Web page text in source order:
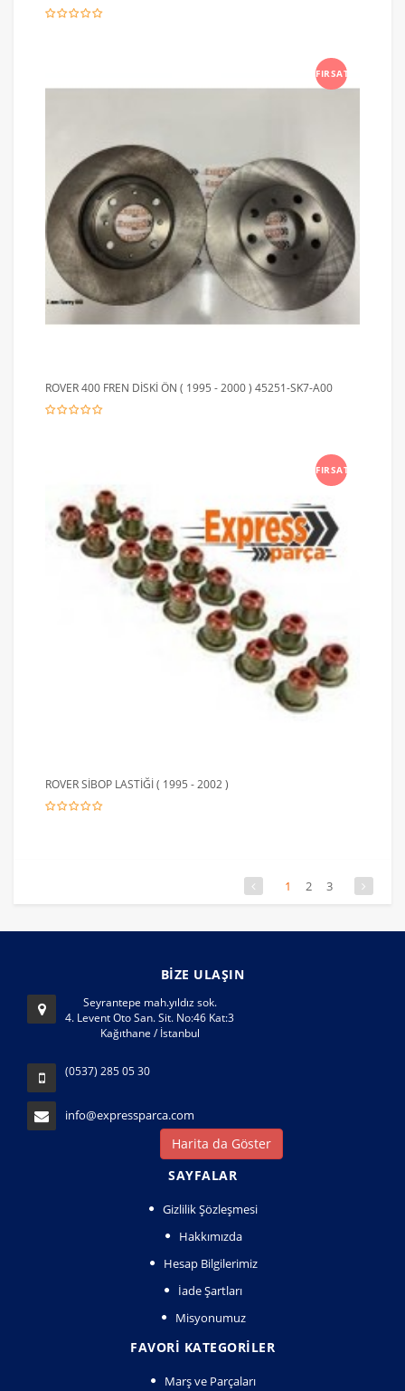
FIRSAT
ROVER 400 FREN DİSKİ ÖN ( 1995 - 2000 ) 45251-SK7-A00
FIRSAT
ROVER SİBOP LASTİĞİ ( 1995 - 2002 )
1 2 3
BİZE ULAŞIN
Seyrantepe mah.yıldız sok.
4. Levent Oto San. Sit. No:46 Kat:3
Kağıthane / İstanbul
(0537) 285 05 30
info@expressparca.com
Harita da Göster
SAYFALAR
Gizlilik Şözleşmesi
Hakkımızda
Hesap Bilgilerimiz
İade Şartları
Misyonumuz
FAVORI KATEGORILER
Marş ve Parçaları